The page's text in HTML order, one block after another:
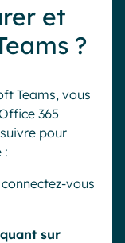
et
?
Teams, vous
365
pour
:
vous
sur